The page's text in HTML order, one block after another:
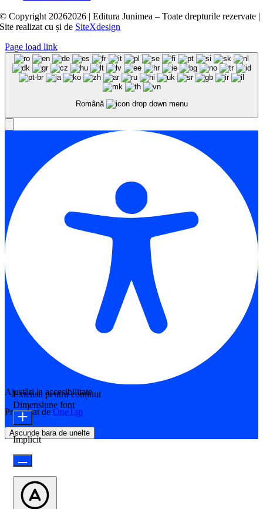
© Copyright 20262026 | Editura Junimea – Toate drepturile rezervate |
Site realizat cușide SiteXdesign
Page load link
Română
Ajustări la accesibilitate
Propulsat de OneTap
Ascunde bara de unelte
Extensii pentru conținut
Dimensiune font
Implicit